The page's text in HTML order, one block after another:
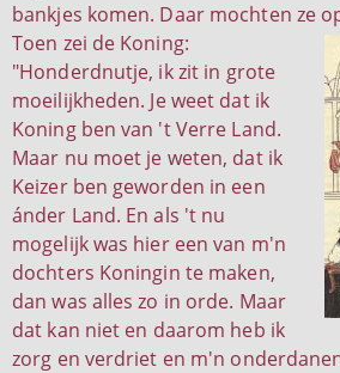
bankjes komen. Daar mochten ze
Toen zei de Koning:
"Honderdnutje, ik zit in grote
moeilijkheden. Je weet dat ik
Koning ben van 't Verre Land.
Maar nu moet je weten, dat ik
Keizer ben geworden in een
ánder Land. En als 't nu
mogelijk was hier een van m'n
dochters Koningin te maken,
dan was alles zo in orde. Maar
dat kan niet en daarom heb ik
zorg en verdriet en m'n